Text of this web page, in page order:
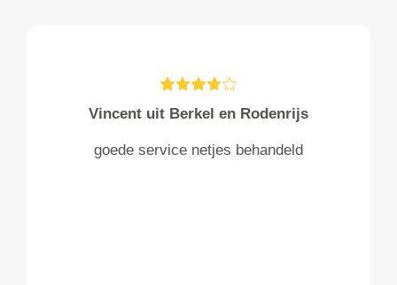
Vincent uit Berkel en Rodenrijs
goede service netjes behandeld